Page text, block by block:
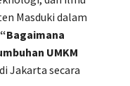
Masduki dalam
“Bagaimana
UMKM
Jakarta secara